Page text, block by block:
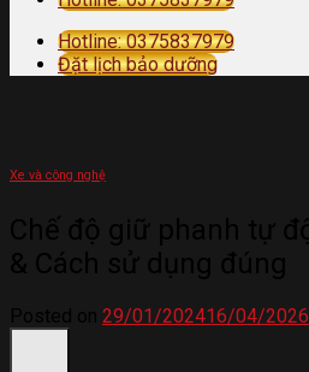
Hotline: 0375837979
Đặt lịch bảo dưỡng
Xe và công nghệ
29/01/202416/04/2026